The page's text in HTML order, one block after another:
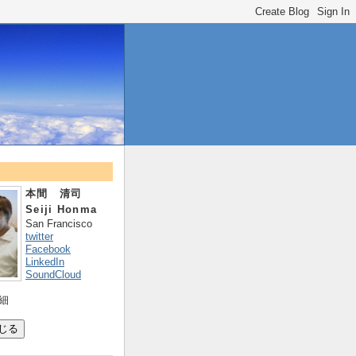
本間 清司
Seiji Honma
San Francisco
twitter
Facebook
LinkedIn
SoundCloud